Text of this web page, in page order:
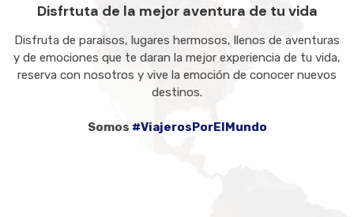
Disfrtuta de la mejor aventura de tu vida
Disfruta de paraisos, lugares hermosos, llenos de aventuras
y de emociones que te daran la mejor experiencia de tu vida,
reserva con nosotros y vive la emoción de conocer nuevos
destinos.
Somos #ViajerosPorElMundo